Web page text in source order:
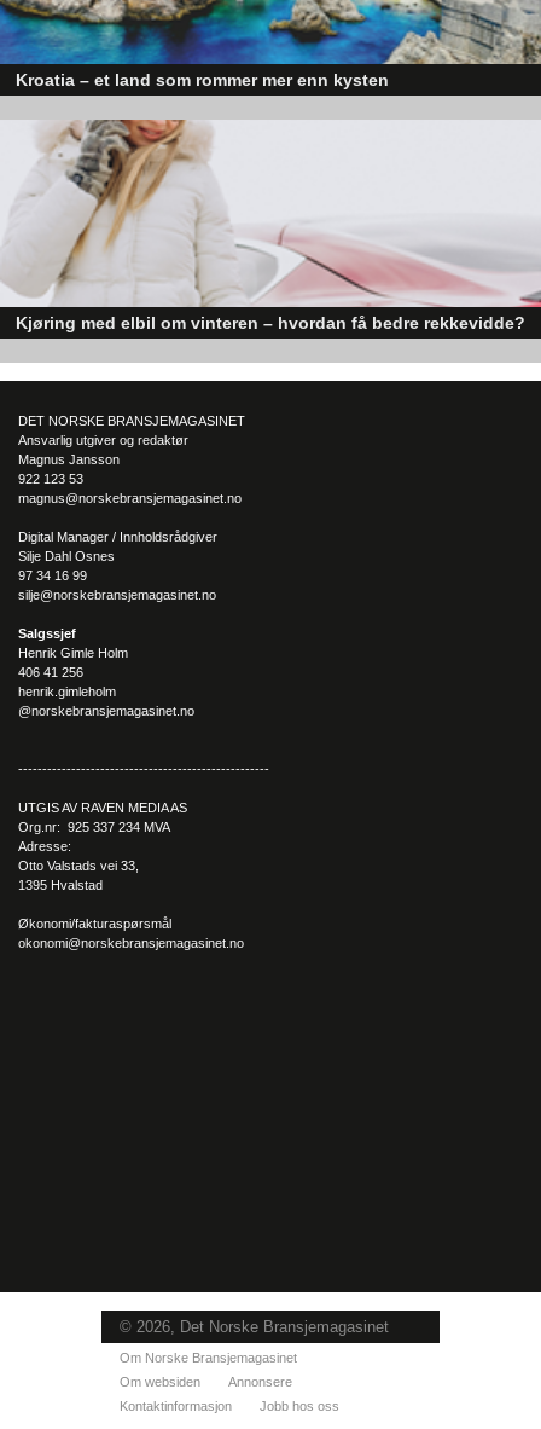
Kroatia – et land som rommer mer enn kysten
sider enn det førsteinntrykket mange sitter igjen med.
Kjøring med elbil om vinteren – hvordan få bedre rekkevidde?
DET NORSKE BRANSJEMAGASINET
Ansvarlig utgiver og redaktør
Magnus Jansson
922 123 53
magnus@norskebransjemagasinet.no
Digital Manager / Innholdsrådgiver
Silje Dahl Osnes
97 34 16 99
silje@norskebransjemagasinet.no
Salgssjef
Henrik Gimle Holm
406 41 256
henrik.gimleholm
@norskebransjemagasinet.no
----------------------------------------------------
UTGIS AV RAVEN MEDIA AS
Org.nr: 925 337 234 MVA
Adresse:
Otto Valstads vei 33,
1395 Hvalstad
Økonomi/fakturaspørsmål
okonomi@norskebransjemagasinet.no
© 2026, Det Norske Bransjemagasinet
Om Norske Bransjemagasinet
Om websiden
Annonsere
Kontaktinformasjon
Jobb hos oss